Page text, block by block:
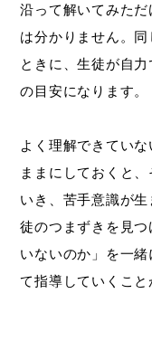
沿って解いてみた
は分かりません。
ときに、生徒が自
の目安になります。
よく理解できてい
ままにしておくと
いき、苦手意識が
徒のつまずきを見
いないのか」を一
て指導していくこと